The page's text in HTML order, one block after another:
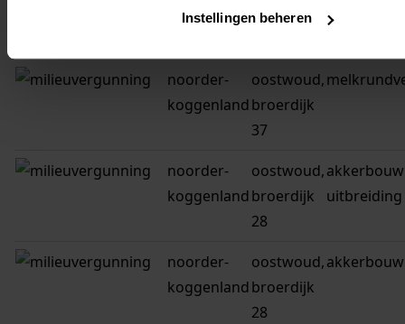
Instellingen beheren
koggenlandbroerdijk
uitbreiding
noorder-
koggenland
oostwoud,
broerdijk
37
noorder-
koggenland
oostwoud,
broerdijk
28
uitbreiding
noorder-
koggenland
oostwoud,
broerdijk
28